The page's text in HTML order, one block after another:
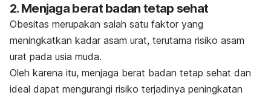
2. Menjaga berat badan tetap sehat
Obesitas merupakan salah satu faktor yang
meningkatkan kadar asam urat, terutama risiko asam
urat pada usia muda.
Oleh karena itu, menjaga berat badan tetap sehat dan
ideal dapat mengurangi risiko terjadinya peningkatan